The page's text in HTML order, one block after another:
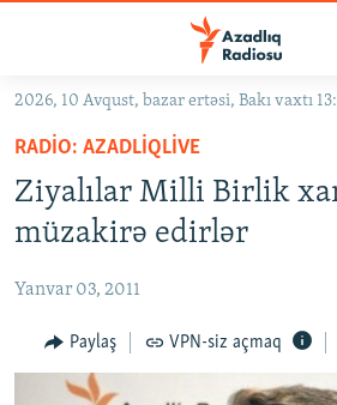
Əsas
qayıt
Əsas
naviqasiyaya
qayıt
GÜNDƏM
#İZAHLA
KORRUPSIOMETR
FƏRQƏ BAX
QANUNI DOĞRU
ARAŞDIRMA
2026, 10 Avqust, bazar ertəsi, Bakı vaxtı
RADIO: AZADLIQLIVE
Ziyalılar Milli Birlik
müzakirə edirlər
Yanvar 03, 2011
Paylaş VPN-siz açmaq